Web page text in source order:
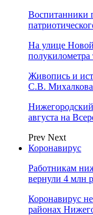
Воспитанники
На улице
полукилометра
Живопись и
С.В.
августа на
Prev Next
Коронавирус
Работникам
вернули 4 млн
Коронавирус
районах